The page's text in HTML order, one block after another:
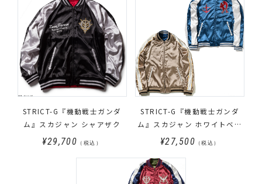
STRICT-G『機動戦士ガンダ
ム』スカジャン シャアザク
¥29,700 （税込）
STRICT-G『機動戦士ガンダ
ム』スカジャン ホワイトベー
スモデル
¥27,500 （税込）